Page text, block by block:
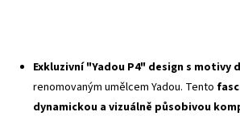
Exkluzivní "Yadou P4" design s motivy
renomovaným umělcem Yadou. Tento
dynamickou a vizuálně působivou